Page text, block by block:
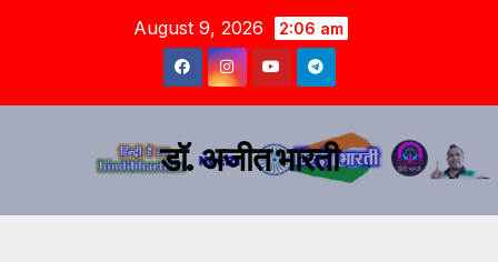
August 9, 2026 2:06 am
डॉ. अजीत भारती